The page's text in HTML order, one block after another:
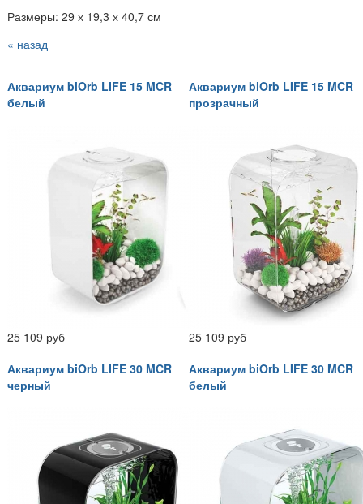
Размеры: 29 х 19,3 х 40,7 см
« назад
Аквариум biOrb LIFE 15 MCR
белый
25 109 руб
Аквариум biOrb LIFE 15 MCR
прозрачный
25 109 руб
Аквариум biOrb LIFE 30 MCR
черный
Аквариум biOrb LIFE 30 MCR
белый